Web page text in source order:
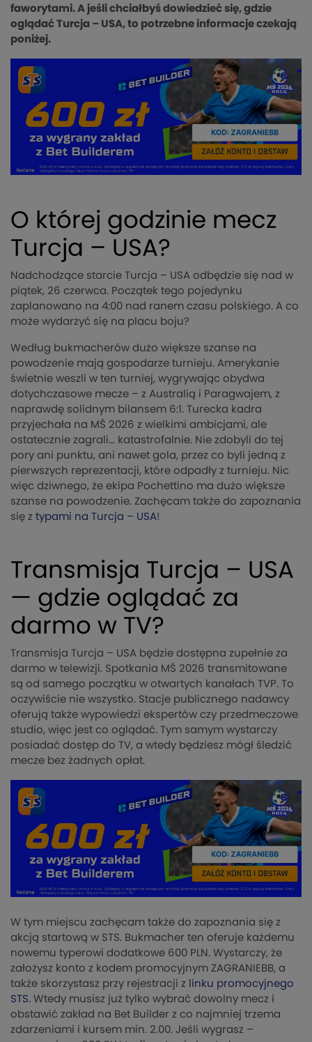
faworytami. A jeśli chciałbyś dowiedzieć się, gdzie
oglądać Turcja – USA, to potrzebne informacje czekają
poniżej.
O której godzinie mecz
Turcja – USA?
Nadchodzące starcie Turcja – USA odbędzie się nad w
piątek, 26 czerwca. Początek tego pojedynku
zaplanowano na 4:00 nad ranem czasu polskiego. A co
może wydarzyć się na placu boju?
Według bukmacherów dużo większe szanse na
powodzenie mają gospodarze turnieju. Amerykanie
świetnie weszli w ten turniej, wygrywając obydwa
dotychczasowe mecze – z Australią i Paragwajem, z
naprawdę solidnym bilansem 6:1. Turecka kadra
przyjechała na MŚ 2026 z wielkimi ambicjami, ale
ostatecznie zagrali… katastrofalnie. Nie zdobyli do tej
pory ani punktu, ani nawet gola, przez co byli jedną z
pierwszych reprezentacji, które odpadły z turnieju. Nic
więc dziwnego, że ekipa Pochettino ma dużo większe
szanse na powodzenie. Zachęcam także do zapoznania
się z typami na Turcja – USA!
Transmisja Turcja – USA
— gdzie oglądać za
darmo w TV?
Transmisja Turcja – USA będzie dostępna zupełnie za
darmo w telewizji. Spotkania MŚ 2026 transmitowane
są od samego początku w otwartych kanałach TVP. To
oczywiście nie wszystko. Stacje publicznego nadawcy
oferują także wypowiedzi ekspertów czy przedmeczowe
studio, więc jest co oglądać. Tym samym wystarczy
posiadać dostęp do TV, a wtedy będziesz mógł śledzić
mecze bez żadnych opłat.
W tym miejscu zachęcam także do zapoznania się z
akcją startową w STS. Bukmacher ten oferuje każdemu
nowemu typerowi dodatkowe 600 PLN. Wystarczy, że
założysz konto z kodem promocyjnym ZAGRANIEBB, a
także skorzystasz przy rejestracji z
linku promocyjnego
STS. Wtedy musisz już tylko wybrać dowolny mecz i
obstawić zakład na Bet Builder z co najmniej trzema
zdarzeniami i kursem min. 2.00. Jeśli wygrasz –